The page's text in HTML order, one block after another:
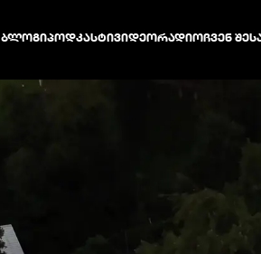
ᲑᲚᲝᲒᲘᲞᲝᲓᲙᲐᲡᲢᲘᲕᲘᲓᲔᲝᲠᲐᲓᲘᲝᲩᲕᲔᲜ